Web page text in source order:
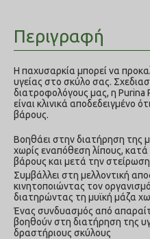
Περιγραφή
Η παχυσαρκία μπορεί να
υγείας στο σκύλο σας.
διατροφολόγους μας, η Purina
είναι κλινικά αποδεδειγμένο
βάρους.
Βοηθάει στην διατήρηση της
χωρίς εναπόθεση λίπους,
βάρους και μετά την στείρωση
Συμβάλλει στη μελλοντική
κινητοποιώντας τον
διατηρώντας τη μυϊκή μάζα
Ένας συνδυασμός από
βοηθούν στη διατήρηση της
δραστήριους σκύλους